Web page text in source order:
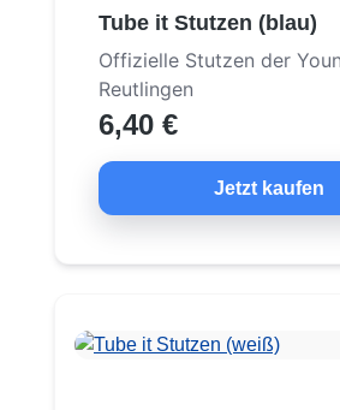
Tube it Stutzen (blau)
Offizielle Stutzen der
Reutlingen
6,40 €
Jetzt kaufen